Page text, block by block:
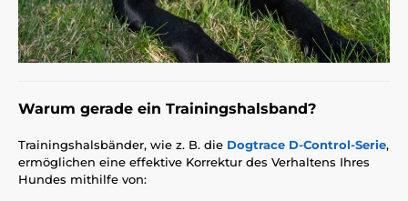
Warum gerade ein Trainingshalsband?
Trainingshalsbänder, wie z. B. die Dogtrace D-Control-Serie,
ermöglichen eine effektive Korrektur des Verhaltens Ihres
Hundes mithilfe von: